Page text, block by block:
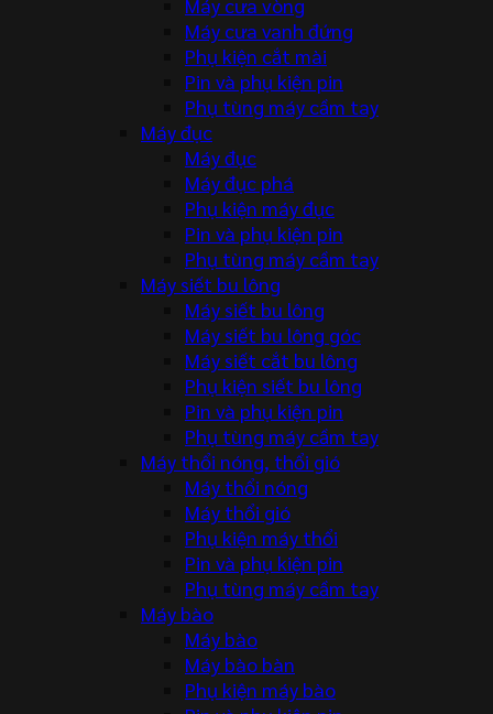
Máy cưa vanh đứng
Phụ kiện cắt mài
Pin và phụ kiện pin
Phụ tùng máy cầm tay
Máy đục
Máy đục
Máy đục phá
Phụ kiện máy đục
Pin và phụ kiện pin
Phụ tùng máy cầm tay
Máy siết bu lông
Máy siết bu lông
Máy siết bu lông góc
Máy siết cắt bu lông
Phụ kiện siết bu lông
Pin và phụ kiện pin
Phụ tùng máy cầm tay
Máy thổi nóng, thổi gió
Máy thổi nóng
Máy thổi gió
Phụ kiện máy thổi
Pin và phụ kiện pin
Phụ tùng máy cầm tay
Máy bào
Máy bào
Máy bào bàn
Phụ kiện máy bào